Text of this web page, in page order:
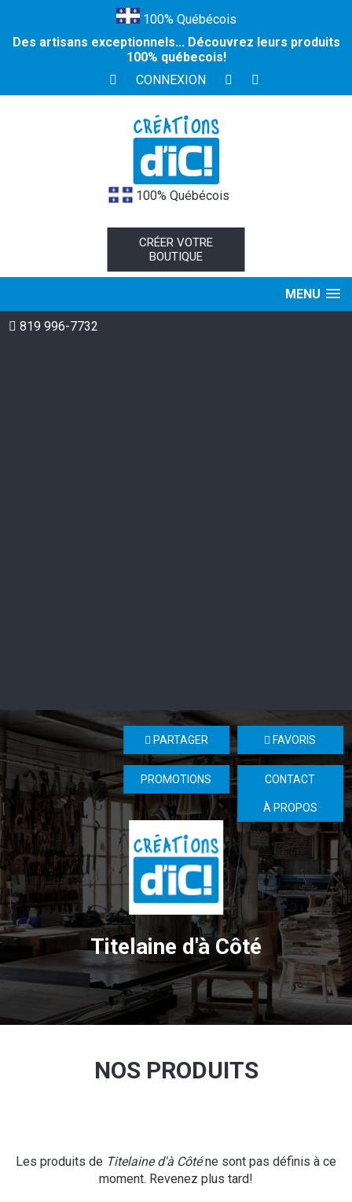
100% Québécois
Des artisans exceptionnels... Découvrez leurs produits
100% québecois!
CONNEXION
100% Québécois
CRÉER VOTRE
BOUTIQUE
MENU
819 996-7732
Titelaine d'à Côté
FAVORIS
PARTAGER
CONTACT
PROMOTIONS
À PROPOS
NOS PRODUITS
Les produits de Titelaine d'à Côténe sont pas définis à ce
moment. Revenez plus tard!